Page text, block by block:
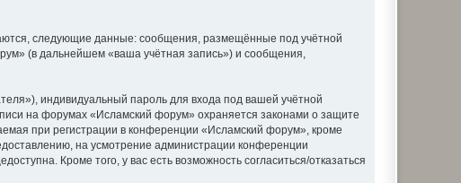
следующие данные: сообщения, размещённые под учётной
(в дальнейшем «ваша учётная запись») и сообщения,
индивидуальный пароль для входа под вашей учётной
на форумах «Исламский форум» охраняется законами о защите
при регистрации в конференции «Исламский форум», кроме
на усмотрение администрации конференции
Кроме того, у вас есть возможность согласиться/отказаться